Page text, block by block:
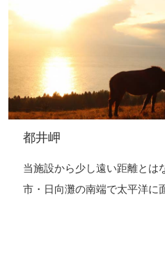
都井岬
当施設から少し遠い距離とは
市・日向灘の南端で太平洋に